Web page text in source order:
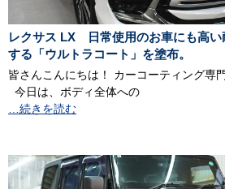
レクサス LX 日常使用のお車にも高い
する「ウルトラコート」を塗布。
皆さんこんにちは！ カーコーティング専
今日は、ボディ全体への
…続きを読む